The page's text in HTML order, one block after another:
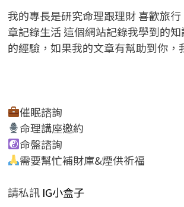
我的專長是研究命理跟理財 喜歡旅
章記錄生活 這個網站記錄我學到的
的經驗，如果我的文章有幫助到你，
催眠諮詢
命理講座邀約
命盤諮詢
需要幫忙補財庫&煙供祈福
請私訊IG小盒子